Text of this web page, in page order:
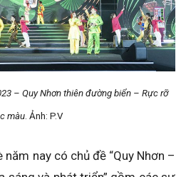
– Quy Nhơn thiên đường biển – Rực rỡ
màu . Ảnh: P.V
nay có chủ đề “Quy Nhơn –